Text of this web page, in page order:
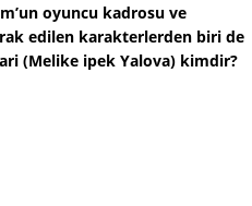
oyuncu kadrosu ve
edilen karakterlerden biri de
(Melike ipek Yalova) kimdir?